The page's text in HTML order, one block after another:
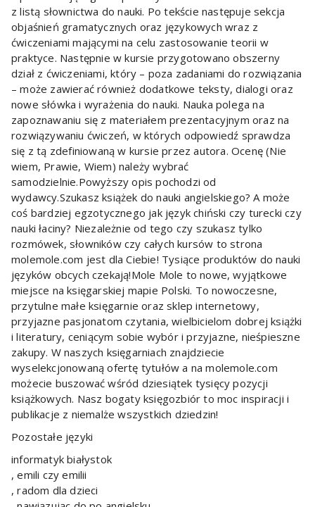
z listą słownictwa do nauki. Po tekście następuje sekcja
objaśnień gramatycznych oraz językowych wraz z
ćwiczeniami mającymi na celu zastosowanie teorii w
praktyce. Następnie w kursie przygotowano obszerny
dział z ćwiczeniami, który – poza zadaniami do rozwiązania
– może zawierać również dodatkowe teksty, dialogi oraz
nowe słówka i wyrażenia do nauki. Nauka polega na
zapoznawaniu się z materiałem prezentacyjnym oraz na
rozwiązywaniu ćwiczeń, w których odpowiedź sprawdza
się z tą zdefiniowaną w kursie przez autora. Ocenę (Nie
wiem, Prawie, Wiem) należy wybrać
samodzielnie.Powyższy opis pochodzi od
wydawcy.Szukasz książek do nauki angielskiego? A może
coś bardziej egzotycznego jak język chiński czy turecki czy
nauki łaciny? Niezależnie od tego czy szukasz tylko
rozmówek, słowników czy całych kursów to strona
molemole.com jest dla Ciebie! Tysiące produktów do nauki
języków obcych czekają!Mole Mole to nowe, wyjątkowe
miejsce na księgarskiej mapie Polski. To nowoczesne,
przytulne małe księgarnie oraz sklep internetowy,
przyjazne pasjonatom czytania, wielbicielom dobrej książki
i literatury, ceniącym sobie wybór i przyjazne, nieśpieszne
zakupy. W naszych księgarniach znajdziecie
wyselekcjonowaną ofertę tytułów a na molemole.com
możecie buszować wśród dziesiątek tysięcy pozycji
książkowych. Nasz bogaty księgozbiór to moc inspiracji i
publikacje z niemalże wszystkich dziedzin!
Pozostałe języki
informatyk białystok
, emili czy emilii
, radom dla dzieci